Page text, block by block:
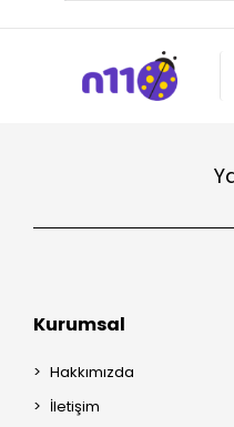
Kurumsal
Hakkımızda
İletişim